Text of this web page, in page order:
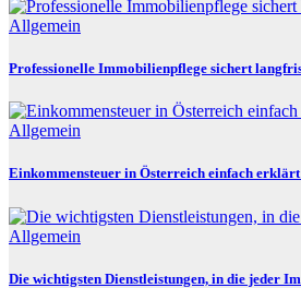
Allgemein
Professionelle Immobilienpflege sichert
Allgemein
Einkommensteuer in Österreich einfach erklärt
Allgemein
Die wichtigsten Dienstleistungen, in die jeder